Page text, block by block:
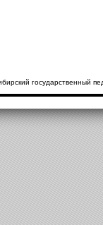
государственный